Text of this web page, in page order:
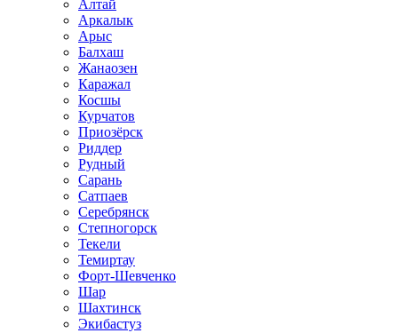
Алтай
Аркалык
Арыс
Балхаш
Жанаозен
Каражал
Косшы
Курчатов
Приозёрск
Риддер
Рудный
Сарань
Сатпаев
Серебрянск
Степногорск
Текели
Темиртау
Форт-Шевченко
Шар
Шахтинск
Экибастуз